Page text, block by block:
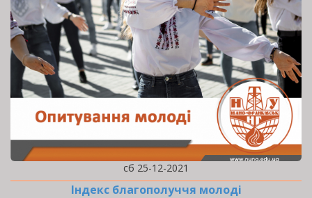
сб 25-12-2021
Індекс благополуччя молоді